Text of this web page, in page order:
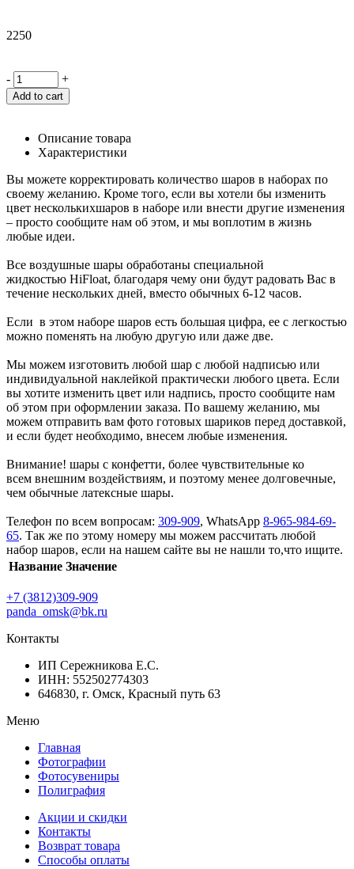
2250
- +
Add to cart
Описание товара
Характеристики
Вы можете корректировать количество шаров в наборах по
своему желанию. Кроме того, если вы хотели бы изменить
цвет несколькихшаров в наборе или внести другие изменения
– просто сообщите нам об этом, и мы воплотим в жизнь
любые идеи.
Все воздушные шары обработаны специальной
жидкостью HiFloat, благодаря чему они будут радовать Вас в
течение нескольких дней, вместо обычных 6-12 часов.
Если в этом наборе шаров есть большая цифра, ее с легкостью
можно поменять на любую другую или даже две.
Мы можем изготовить любой шар с любой надписью или
индивидуальной наклейкой практически любого цвета. Если
вы хотите изменить цвет или надпись, просто сообщите нам
об этом при оформлении заказа. По вашему желанию, мы
можем отправить вам фото готовых шариков перед доставкой,
и если будет необходимо, внесем любые изменения.
Внимание! шары с конфетти, более чувствительные ко
всем внешним воздействиям, и поэтому менее долговечные,
чем обычные латексные шары.
Телефон по всем вопросам: 309-909, WhatsApp 8-965-984-69-
65. Так же по этому номеру мы можем рассчитать любой
набор шаров, если на нашем сайте вы не нашли то,что ищите.
Название Значение
+7 (3812)309-909
panda_omsk@bk.ru
Контакты
ИП Сережникова Е.С.
ИНН: 552502774303
646830, г. Омск, Красный путь 63
Меню
Главная
Фотографии
Фотосувениры
Полиграфия
Акции и скидки
Контакты
Возврат товара
Способы оплаты